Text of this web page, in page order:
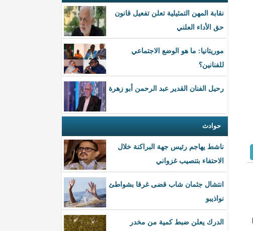
نقابة المهن التمثيلية تعلن تفعيل قانون
حق الأداء العلني
موريتانيا: ما هو الوضع الاجتماعي
للفنانين؟
رحيل الفنان القدير عبد الرحمن أبو زهرة
حوادث
ناشط يهاجم رئيس جهة البراكنة خلال
الاحتفاء بتنصيب غزواني
انتشال جثمان شاب قضى غرقا بشواطئ
نواذيبو
الدرك يعلن ضبط كمية من مخدر